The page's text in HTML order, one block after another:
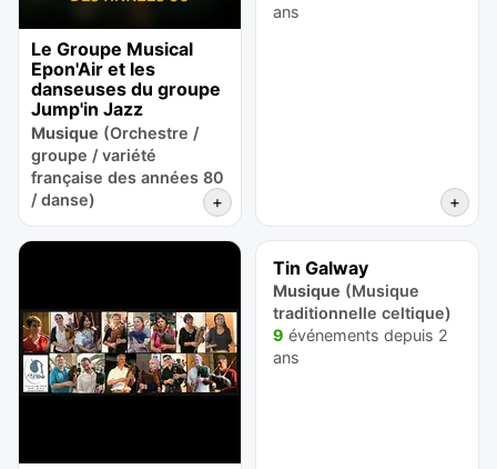
Le Groupe Musical
Epon'Air et les
danseuses du groupe
Jump'in Jazz
Musique (Orchestre /
groupe / variété
française des années 80
/ danse)
+
ans
+
Tin Galway
Musique (Musique
traditionnelle celtique)
9 événements depuis 2
ans